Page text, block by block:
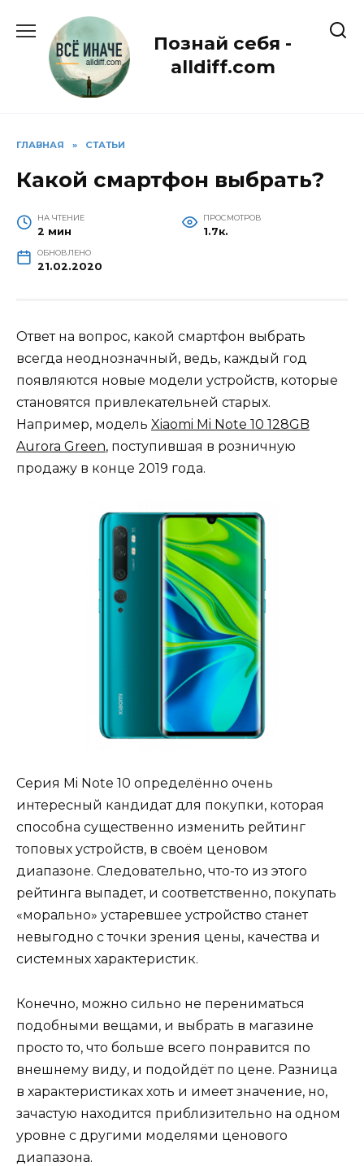
содержанию
Познай себя -
alldiff.com
ГЛАВНАЯ » СТАТЬИ
Какой смартфон выбрать?
НА ЧТЕНИЕ
2 мин
ПРОСМОТРОВ
1.7к.
ОБНОВЛЕНО
21.02.2020
Ответ на вопрос, какой смартфон выбрать
всегда неоднозначный, ведь, каждый год
появляются новые модели устройств, которые
становятся привлекательней старых.
Например, модель Xiaomi Mi Note 10 128GB
Aurora Green, поступившая в розничную
продажу в конце 2019 года.
Серия Mi Note 10 определённо очень
интересный кандидат для покупки, которая
способна существенно изменить рейтинг
топовых устройств, в своём ценовом
диапазоне. Следовательно, что-то из этого
рейтинга выпадет, и соответственно, покупать
«морально» устаревшее устройство станет
невыгодно с точки зрения цены, качества и
системных характеристик.
Конечно, можно сильно не перениматься
подобными вещами, и выбрать в магазине
просто то, что больше всего понравится по
внешнему виду, и подойдёт по цене. Разница
в характеристиках хоть и имеет значение, но,
зачастую находится приблизительно на одном
уровне с другими моделями ценового
диапазона.